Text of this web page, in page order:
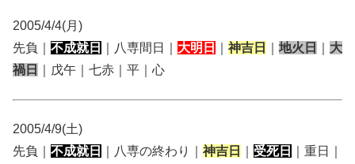
2005/4/4(月)
先負｜ 不成就日 ｜八専間日｜ 大明日 神吉日 地火日
大
禍日
｜戊午｜七赤｜平｜心
2005/4/9(土)
先負｜ 不成就日 ｜八専の終わり｜ 神吉日 受死日
｜重日｜